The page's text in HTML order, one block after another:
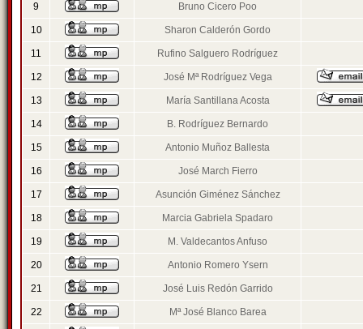
9 Bruno Cicero Poo
10 Sharon Calderón Gordo
11 Rufino Salguero Rodríguez
12 José Mª Rodríguez Vega
13 María Santillana Acosta
14 B. Rodríguez Bernardo
15 Antonio Muñoz Ballesta
16 José March Fierro
17 Asunción Giménez Sánchez
18 Marcia Gabriela Spadaro
19 M. Valdecantos Anfuso
20 Antonio Romero Ysern
21 José Luis Redón Garrido
22 Mª José Blanco Barea